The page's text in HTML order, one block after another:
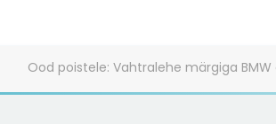
Ood poistele: Vahtralehe märgiga